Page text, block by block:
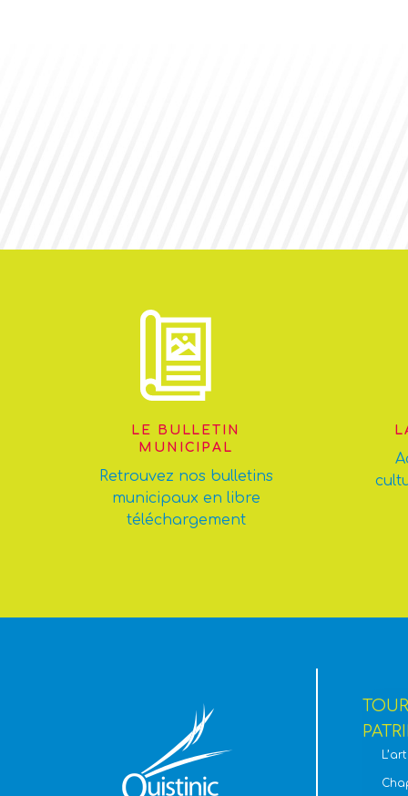
LE BULLETIN
MUNICIPAL
Retrouvez nos bulletins
municipaux en libre
téléchargement